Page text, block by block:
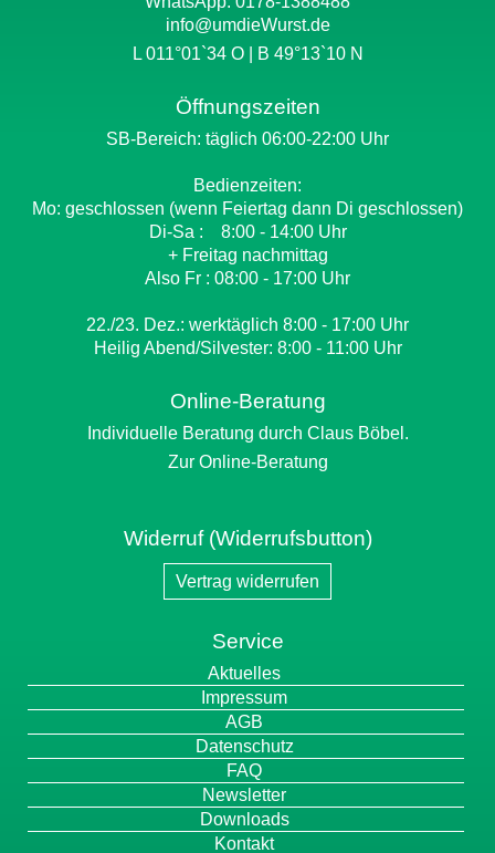
info@umdieWurst.de
L 011°01`34 O | B 49°13`10 N
Öffnungszeiten
SB-Bereich: täglich 06:00-22:00 Uhr
Bedienzeiten:
Mo: geschlossen (wenn Feiertag dann Di geschlossen)
Di-Sa : 8:00 - 14:00 Uhr
+ Freitag nachmittag
Also Fr : 08:00 - 17:00 Uhr
22./23. Dez.: werktäglich 8:00 - 17:00 Uhr
Heilig Abend/Silvester: 8:00 - 11:00 Uhr
Online-Beratung
Individuelle Beratung durch Claus Böbel.
Zur Online-Beratung
Widerruf (Widerrufsbutton)
Vertrag widerrufen
Service
Navigation
überspringen
Aktuelles
Impressum
AGB
Datenschutz
FAQ
Newsletter
Downloads
Kontakt